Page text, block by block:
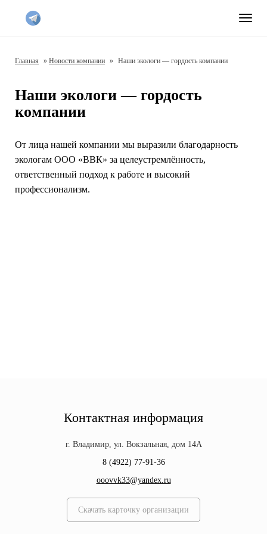
Главная » Новости компании » Наши экологи — гордость компании
Наши экологи — гордость
компании
От лица нашей компании мы выразили благодарность
экологам ООО «ВВК» за целеустремлённость,
ответственный подход к работе и высокий
профессионализм.
Контактная информация
г. Владимир, ул. Вокзальная, дом 14А
8 (4922) 77-91-36
ooovvk33@yandex.ru
Скачать карточку организации